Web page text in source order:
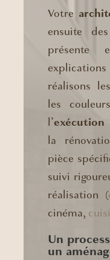
Votre
ensuite
présente
réalisons
les
l’exécution
la
pièce
suivi
réalisation (
cinéma,
Un
un